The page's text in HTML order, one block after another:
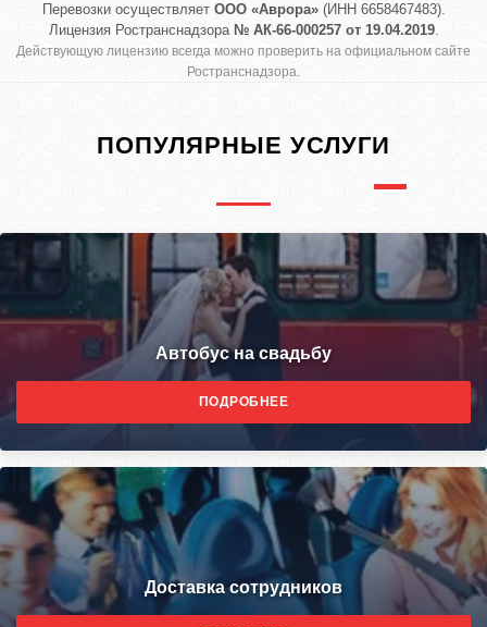
Перевозки осуществляет ООО «Аврора»(ИНН 6658467483).
Лицензия Ространснадзора № АК-66-000257 от 19.04.2019.
Действующую лицензию всегда можно проверить на официальном сайте
Ространснадзора.
ПОПУЛЯРНЫЕ УСЛУГИ
Автобус на свадьбу
ПОДРОБНЕЕ
Доставка сотрудников